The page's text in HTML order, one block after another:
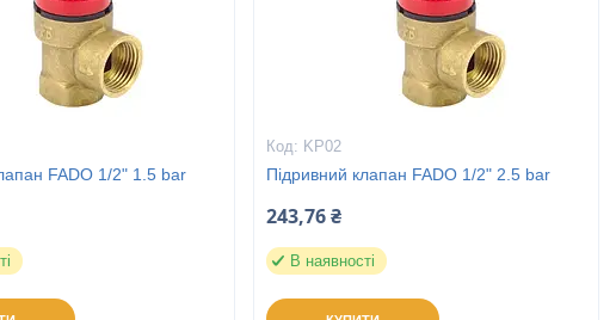
FADO 1/2" 1.5 bar
KP02
Підривний клапан FADO 1/2" 2.5 bar
243,76 ₴
В наявності